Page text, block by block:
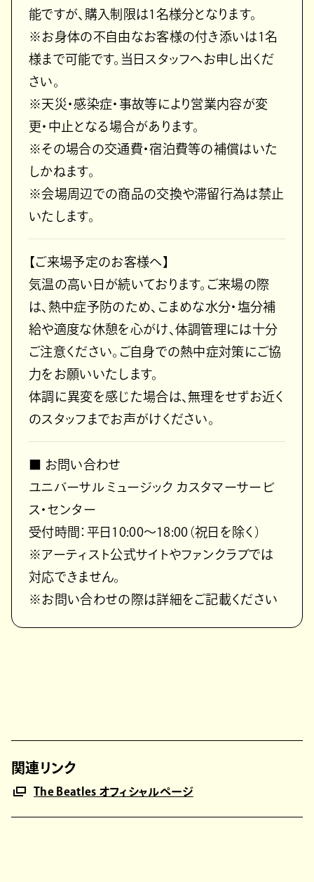
能ですが、購入制限は1名様分となります。
※お身体の不自由なお客様の付き添いは1名
様まで可能です。当日スタッフへお申し出くだ
さい。
※天災・感染症・事故等により営業内容が変
更・中止となる場合があります。
※その場合の交通費・宿泊費等の補償はいた
しかねます。
※会場周辺での商品の交換や滞留行為は禁止
いたします。
【ご来場予定のお客様へ】
気温の高い日が続いております。ご来場の際
は、熱中症予防のため、こまめな水分・塩分補
給や適度な休憩を心がけ、体調管理には十分
ご注意ください。ご自身での熱中症対策にご協
力をお願いいたします。
体調に異変を感じた場合は、無理をせずお近く
のスタッフまでお声がけください。
■ お問い合わせ
ユニバーサル ミュージック カスタマーサービ
ス・センター
受付時間：平日10:00～18:00（祝日を除く）
※アーティスト公式サイトやファンクラブでは
対応できません。
※お問い合わせの際は詳細をご記載ください
関連リンク
The Beatles オフィシャルページ